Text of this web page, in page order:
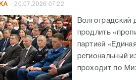
20.07.2026 07:22
Волгоградский
продлить
партией
региональный
проходит по